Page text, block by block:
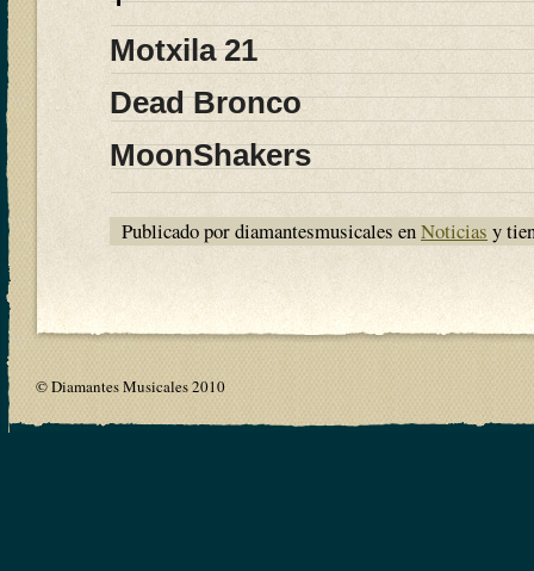
Motxila 21
Dead Bronco
MoonShakers
Publicado por diamantesmusicales enNoticias y
© Diamantes Musicales 2010